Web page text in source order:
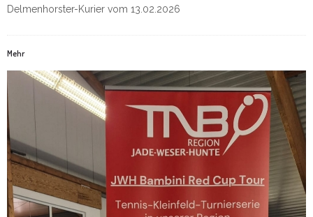
Delmenhorster-Kurier vom 13.02.2026
Mehr